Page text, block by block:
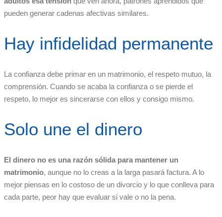
pueden generar cadenas afectivas similares.
Hay infidelidad permanente
La confianza debe primar en un matrimonio, el respeto mutuo, la
comprensión. Cuando se acaba la confianza o se pierde el
respeto, lo mejor es sincerarse con ellos y consigo mismo.
Solo une el dinero
El dinero no es una razón sólida para mantener un
matrimonio, aunque no lo creas a la larga pasará factura. A lo
mejor piensas en lo costoso de un divorcio y lo que conlleva para
cada parte, peor hay que evaluar si vale o no la pena.